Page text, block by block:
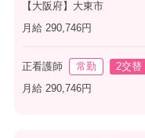
【大阪府】大東市
月給 290,746円
正看護師 常勤 2交替
月給 290,746円